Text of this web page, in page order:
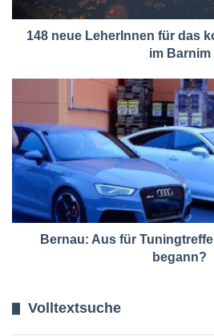
148 neue LeherInnen für das
im Barnim
Bernau: Aus für
begann?
Volltextsuche